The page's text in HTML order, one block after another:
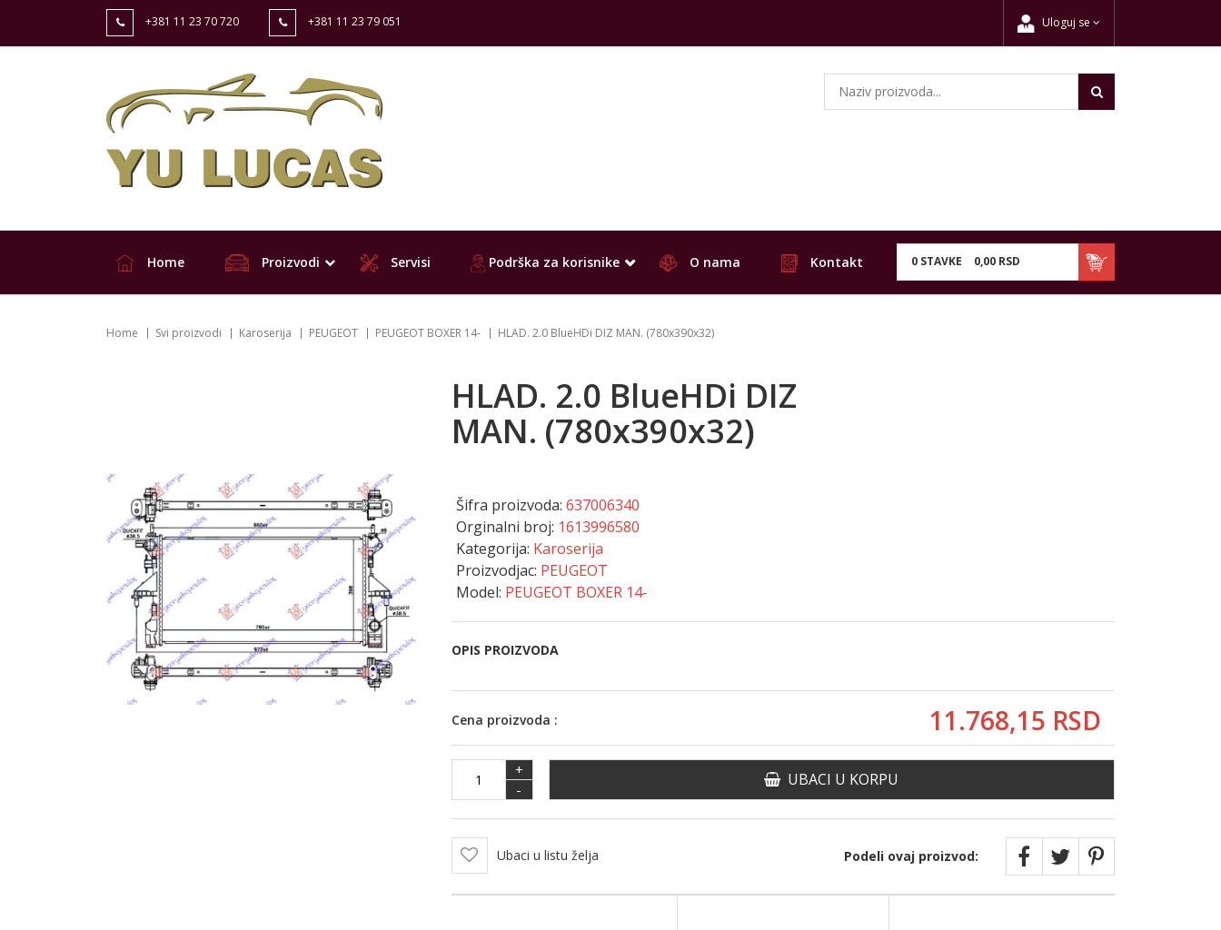
+381 11 23 70 720 +381 11 23 79 051 Uloguj se
0 STAVKE 0,00 RSD
Home Proizvodi Servisi Podrška za korisnike O nama Kontakt
Home Svi proizvodi Karoserija PEUGEOT PEUGEOT BOXER 14- HLAD. 2.0 BlueHDi DIZ MAN. (780x390x32)
HLAD. 2.0 BlueHDi DIZ
MAN. (780x390x32)
Šifra proizvoda: 637006340
Orginalni broj: 1613996580
Kategorija: Karoserija
Proizvodjac: PEUGEOT
Model: PEUGEOT BOXER 14-
OPIS PROIZVODA
Cena proizvoda : 11.768,15 RSD
+
-
UBACI U KORPU
Ubaci u listu želja Podeli ovaj proizvod: